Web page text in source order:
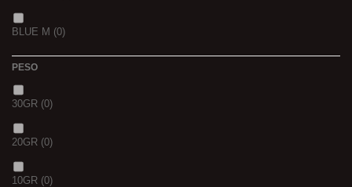
BLUE M (0)
PESO
30GR (0)
20GR (0)
10GR (0)